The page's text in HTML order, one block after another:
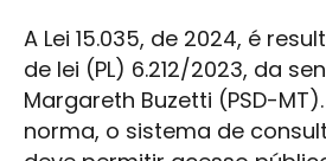
A Lei 15.035, de 2024, é
de lei (PL) 6.212/2023, da
Margareth Buzetti (PSD-
norma, o sistema de